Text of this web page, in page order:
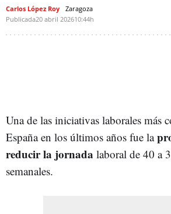
Carlos López Roy
Zaragoza
Publicada20 abril 202610:44h
Una de las iniciativas laborales más
España en los últimos años fue la
reducir la jornada laboral de 40 a
semanales.